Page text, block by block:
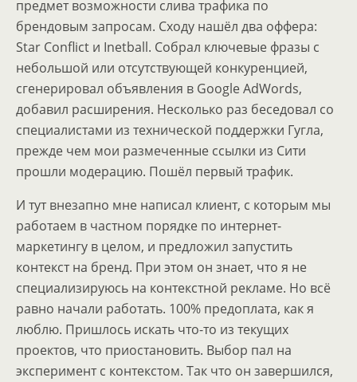
предмет возможности слива трафика по
брендовым запросам. Сходу нашёл два оффера:
Star Conflict и Inetball. Собрал ключевые фразы с
небольшой или отсутствующей конкуренцией,
сгенерировал объявления в Google AdWords,
добавил расширения. Несколько раз беседовал со
специалистами из технической поддержки Гугла,
прежде чем мои размеченные ссылки из Сити
прошли модерацию. Пошёл первый трафик.
И тут внезапно мне написал клиент, с которым мы
работаем в частном порядке по интернет-
маркетингу в целом, и предложил запустить
контекст на бренд. При этом он знает, что я не
специализируюсь на контекстной рекламе. Но всё
равно начали работать. 100% предоплата, как я
люблю. Пришлось искать что-то из текущих
проектов, что приостановить. Выбор пал на
эксперимент с контекстом. Так что он завершился,